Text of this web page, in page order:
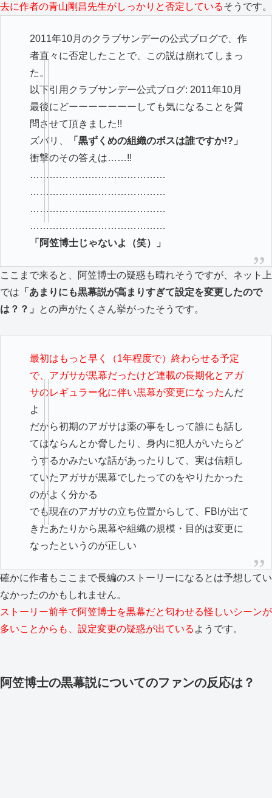
去に作者の青山剛昌先生がしっかりと否定しているそうです。
2011年10月のクラブサンデーの公式ブログで、作
者直々に否定したことで、この説は崩れてしまっ
た。
以下引用クラブサンデー公式ブログ: 2011年10月
最後にどーーーーーーーしても気になることを質
問させて頂きました!!
ズバリ、
「黒ずくめの組織のボスは誰ですか!?」
衝撃のその答えは……!!
……………………………………
……………………………………
……………………………………
……………………………………
「阿笠博士じゃないよ（笑）」
ここまで来ると、阿笠博士の疑惑も晴れそうですが、ネット上
では 「あまりにも黒幕説が高まりすぎて設定を変更したので
は？？」
との声がたくさん挙がったそうです。
最初はもっと早く（1年程度で）終わらせる予定
で、アガサが黒幕だったけど連載の長期化とアガ
サのレギュラー化に伴い黒幕が変更になった んだ
よ
だから初期のアガサは薬の事をしって誰にも話し
てはならんとか脅したり、身内に犯人がいたらど
うするかみたいな話があったりして、実は信頼し
ていたアガサが黒幕でしたってのをやりたかった
のがよく分かる
でも現在のアガサの立ち位置からして、FBIが出て
きたあたりから黒幕や組織の規模・目的は変更に
なったというのが正しい
確かに作者もここまで長編のストーリーになるとは予想してい
なかったのかもしれません。
ストーリー前半で阿笠博士を黒幕だと匂わせる怪しいシーンが
多いことからも、設定変更の疑惑が出ている ようです。
阿笠博士の黒幕説についてのファンの反応は？